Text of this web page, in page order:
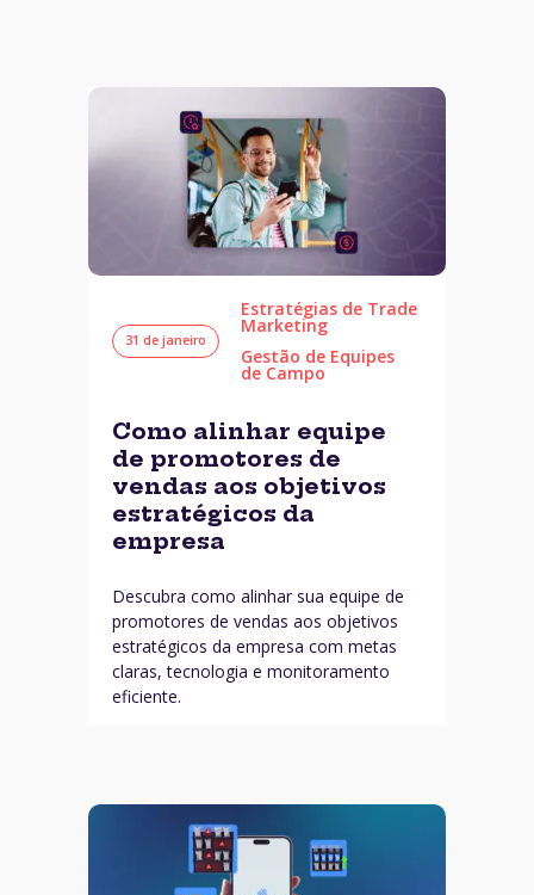
31 de janeiro
Estratégias de Trade
Marketing
Gestão de Equipes
de Campo
Como alinhar equipe
de promotores de
vendas aos objetivos
estratégicos da
empresa
Descubra como alinhar sua equipe de
promotores de vendas aos objetivos
estratégicos da empresa com metas
claras, tecnologia e monitoramento
eficiente.